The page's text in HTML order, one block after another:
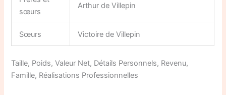
sœurs
Arthur de Villepin
Sœurs Victoire de Villepin
Taille, Poids, Valeur Net, Détails Personnels, Revenu,
Famille, Réalisations Professionnelles